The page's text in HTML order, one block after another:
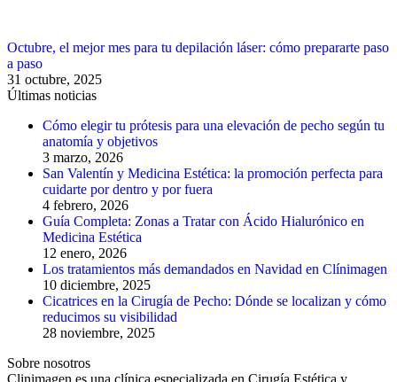
Octubre, el mejor mes para tu depilación láser: cómo prepararte paso
a paso
31 octubre, 2025
Últimas noticias
Cómo elegir tu prótesis para una elevación de pecho según tu
anatomía y objetivos
3 marzo, 2026
San Valentín y Medicina Estética: la promoción perfecta para
cuidarte por dentro y por fuera
4 febrero, 2026
Guía Completa: Zonas a Tratar con Ácido Hialurónico en
Medicina Estética
12 enero, 2026
Los tratamientos más demandados en Navidad en Clínimagen
10 diciembre, 2025
Cicatrices en la Cirugía de Pecho: Dónde se localizan y cómo
reducimos su visibilidad
28 noviembre, 2025
Sobre nosotros
Clinimagen es una clínica especializada en Cirugía Estética y